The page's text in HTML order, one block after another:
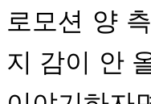
로모션 양
지 감이 안